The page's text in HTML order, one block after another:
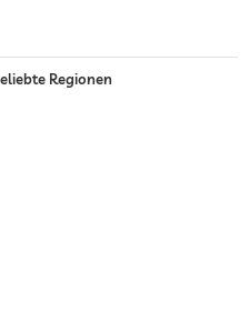
Regionen